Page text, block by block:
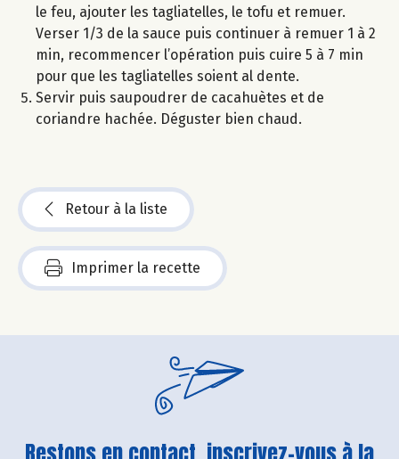
le feu, ajouter les tagliatelles, le tofu et remuer.
Verser 1/3 de la sauce puis continuer à remuer 1 à 2
min, recommencer l’opération puis cuire 5 à 7 min
pour que les tagliatelles soient al dente.
Servir puis saupoudrer de cacahuètes et de
coriandre hachée. Déguster bien chaud.
Retour à la liste
Imprimer la recette